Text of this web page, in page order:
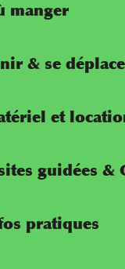
manger
& se
et
guidées &
pratiques